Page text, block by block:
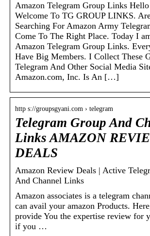
Amazon Telegram Group Links
Welcome To TG GROUP LINKS.
Searching For Amazon Army
Come To The Right Place. Today I
Amazon Telegram Group Links.
Have Big Members. I Collect These
Telegram And Other Social Media
Amazon.com, Inc. Is An […]
http s://groupsgyani.com › telegram
Telegram Group And
Links AMAZON
DEALS
Amazon Review Deals | Active
And Channel Links
Amazon associates is a telegram
can avail your amazon Products.
provide You the expertise review for
if you …